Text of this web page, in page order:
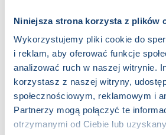
Niniejsza strona korzysta z plików
Wykorzystujemy pliki cookie do
i reklam, aby oferować funkcje
analizować ruch w naszej witrynie.
korzystasz z naszej witryny,
społecznościowym, reklamowym i
Partnerzy mogą połączyć te
otrzymanymi od Ciebie lub
KUP NA KSIAZKI.PL
OPIS
Ten jedyny w swoim rodzaju atlas
świat dinozaurów z nowej
Was po najnowszych stanowiskach
paleontolodzy odkrywają nowe
zwierząt. Quiz zamieszczony na
sprawdzić swoją wiedzę o kopalnych